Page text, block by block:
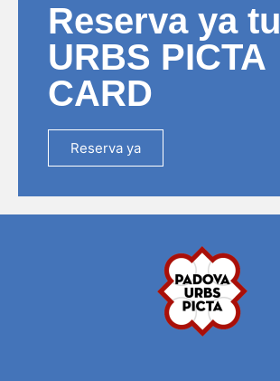
Reserva ya tu
URBS PICTA
CARD
Reserva ya